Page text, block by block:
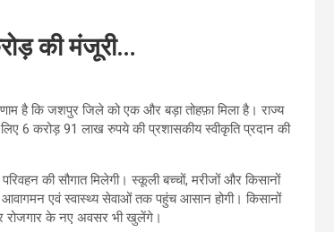
की मंजूरी…
है कि जशपुर जिले को एक और बड़ा तोहफ़ा मिला है। राज्य
6 करोड़ 91 लाख रुपये की प्रशासकीय स्वीकृति प्रदान की
की सौगात मिलेगी। स्कूली बच्चों, मरीजों और किसानों
एवं स्वास्थ्य सेवाओं तक पहुंच आसान होगी। किसानों
रोजगार के नए अवसर भी खुलेंगे।